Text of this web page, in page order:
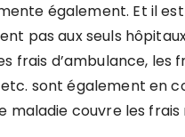
également. Et il
pas aux seuls
frais d’ambulance, les
sont également en
maladie couvre les